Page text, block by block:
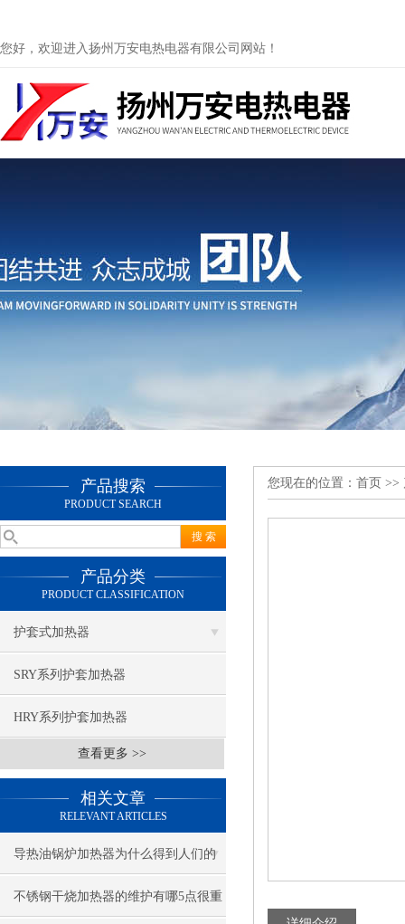
您好，欢迎进入扬州万安电热电器有限公司网站！
产品搜索
PRODUCT SEARCH
产品分类
PRODUCT CLASSIFICATION
护套式加热器
SRY系列护套加热器
HRY系列护套加热器
查看更多 >>
相关文章
RELEVANT ARTICLES
导热油锅炉加热器为什么得到人们的
青睐
不锈钢干烧加热器的维护有哪5点很重
您现在的位置： 首页 >>